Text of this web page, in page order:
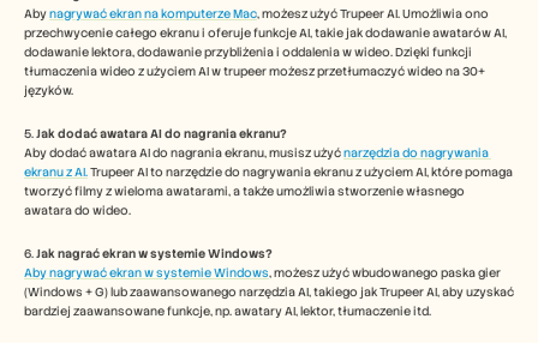
Aby nagrywać ekran na komputerze Mac, możesz użyć Trupeer AI. Umożliwia ono
przechwycenie całego ekranu i oferuje funkcje AI, takie jak dodawanie awatarów AI,
dodawanie lektora, dodawanie przybliżenia i oddalenia w wideo. Dzięki funkcji
tłumaczenia wideo z użyciem AI w trupeer możesz przetłumaczyć wideo na 30+
języków.
5. Jak dodać awatara AI do nagrania ekranu?
Aby dodać awatara AI do nagrania ekranu, musisz użyć narzędzia do nagrywania
ekranu z AI. Trupeer AI to narzędzie do nagrywania ekranu z użyciem AI, które pomaga
tworzyć filmy z wieloma awatarami, a także umożliwia stworzenie własnego
awatara do wideo.
6. Jak nagrać ekran w systemie Windows?
Aby nagrywać ekran w systemie Windows, możesz użyć wbudowanego paska gier
(Windows + G) lub zaawansowanego narzędzia AI, takiego jak Trupeer AI, aby uzyskać
bardziej zaawansowane funkcje, np. awatary AI, lektor, tłumaczenie itd.